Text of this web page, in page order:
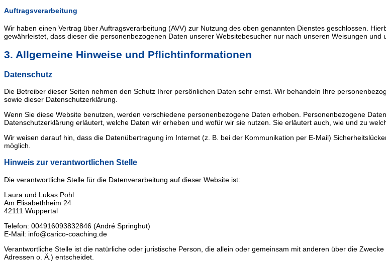
Auftragsverarbeitung
Wir haben einen Vertrag über Auftragsverarbeitung (AVV) zur Nutzung des oben genannten Dienstes geschlossen.
gewährleistet, dass dieser die personenbezogenen Daten unserer Websitebesucher nur nach unseren Weisungen und
3. Allgemeine Hinweise und Pflicht­informationen
Datenschutz
Die Betreiber dieser Seiten nehmen den Schutz Ihrer persönlichen Daten sehr ernst. Wir behandeln Ihre
sowie dieser Datenschutzerklärung.
Wenn Sie diese Website benutzen, werden verschiedene personenbezogene Daten erhoben. Personenbezogene
Datenschutzerklärung erläutert, welche Daten wir erheben und wofür wir sie nutzen. Sie erläutert auch, wie und zu
Wir weisen darauf hin, dass die Datenübertragung im Internet (z. B. bei der Kommunikation per E-Mail)
möglich.
Hinweis zur verantwortlichen Stelle
Die verantwortliche Stelle für die Datenverarbeitung auf dieser Website ist:
Laura und Lukas Pohl
Am Elisabethheim 24
42111 Wuppertal
Telefon: 004916093832846 (André Springhut)
E-Mail: info@carico-coaching.de
Verantwortliche Stelle ist die natürliche oder juristische Person, die allein oder gemeinsam mit anderen über die
Adressen o. Ä.) entscheidet.